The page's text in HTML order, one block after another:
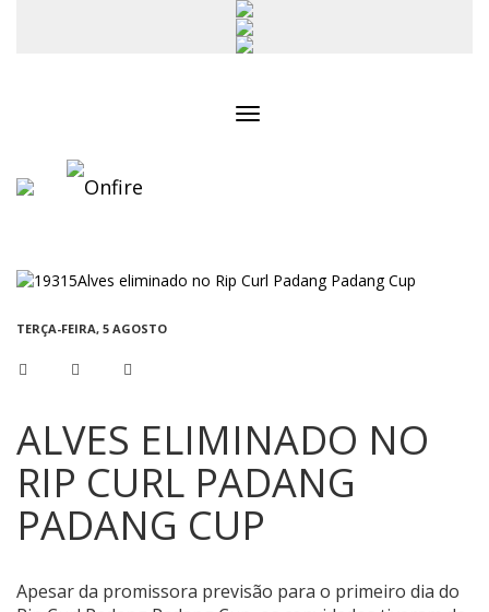
TERÇA-FEIRA, 5 AGOSTO
ALVES ELIMINADO NO
RIP CURL PADANG
PADANG CUP
Apesar da promissora previsão para o primeiro dia do